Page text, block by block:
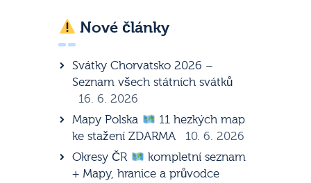
Nové články
Svátky Chorvatsko 2026 –
Seznam všech státních svátků
16. 6. 2026
Mapy Polska
11 hezkých map
ke stažení ZDARMA
10. 6. 2026
Okresy ČR
kompletní seznam
+ Mapy, hranice a průvodce